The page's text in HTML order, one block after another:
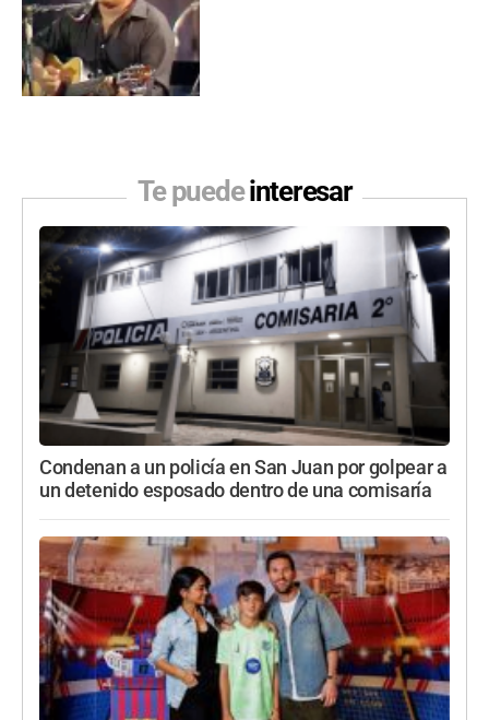
Te puedeinteresar
Condenan a un policía en San Juan por golpear a
un detenido esposado dentro de una comisaría